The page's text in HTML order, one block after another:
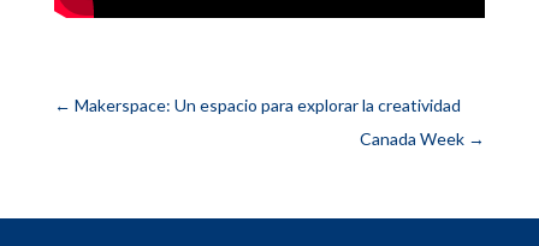
← Makerspace: Un espacio para explorar la creatividad
Canada Week →